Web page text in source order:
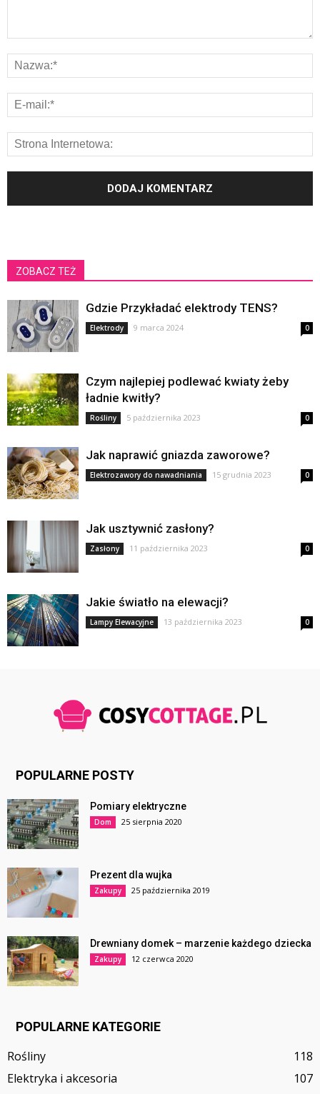
ZOBACZ TEŻ
Gdzie Przykładać elektrody TENS?
Elektrody 9 marca 2024 0
Czym najlepiej podlewać kwiaty żeby
ładnie kwitły?
Rośliny 5 października 2023 0
Jak naprawić gniazda zaworowe?
Elektrozawory do nawadniania 15 grudnia 2023 0
Jak usztywnić zasłony?
Zasłony 11 października 2023 0
Jakie światło na elewacji?
Lampy Elewacyjne 13 października 2023 0
POPULARNE POSTY
Pomiary elektryczne
Dom 25 sierpnia 2020
Prezent dla wujka
Zakupy 25 października 2019
Drewniany domek – marzenie każdego dziecka
Zakupy 12 czerwca 2020
POPULARNE KATEGORIE
Rośliny
118
Elektryka i akcesoria
107